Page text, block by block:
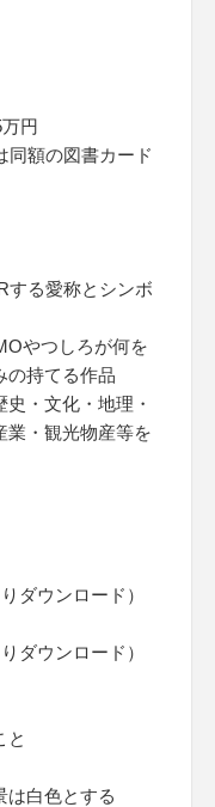
円
額の図書カード
する愛称とシンボ
やつしろが何を
の持てる作品
・文化・地理・
業・観光物産等を
ダウンロード）
ダウンロード）
と
白色とする